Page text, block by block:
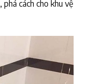
phá cách cho khu vệ